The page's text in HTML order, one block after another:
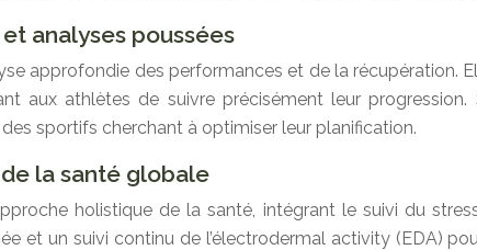
analyses poussées
approfondie des performances et de la
aux athlètes de suivre précisément leur
sportifs cherchant à optimiser leur planification.
la santé globale
holistique de la santé, intégrant le suivi du
et un suivi continu de l’électrodermal activity (EDA)